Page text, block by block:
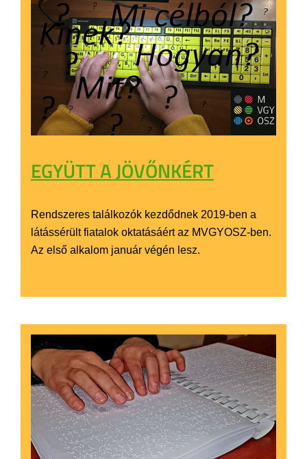
EGYÜTT A JÖVŐNKÉRT
Rendszeres találkozók kezdődnek 2019-ben a
látássérült fiatalok oktatásáért az MVGYOSZ-ben.
Az első alkalom január végén lesz.